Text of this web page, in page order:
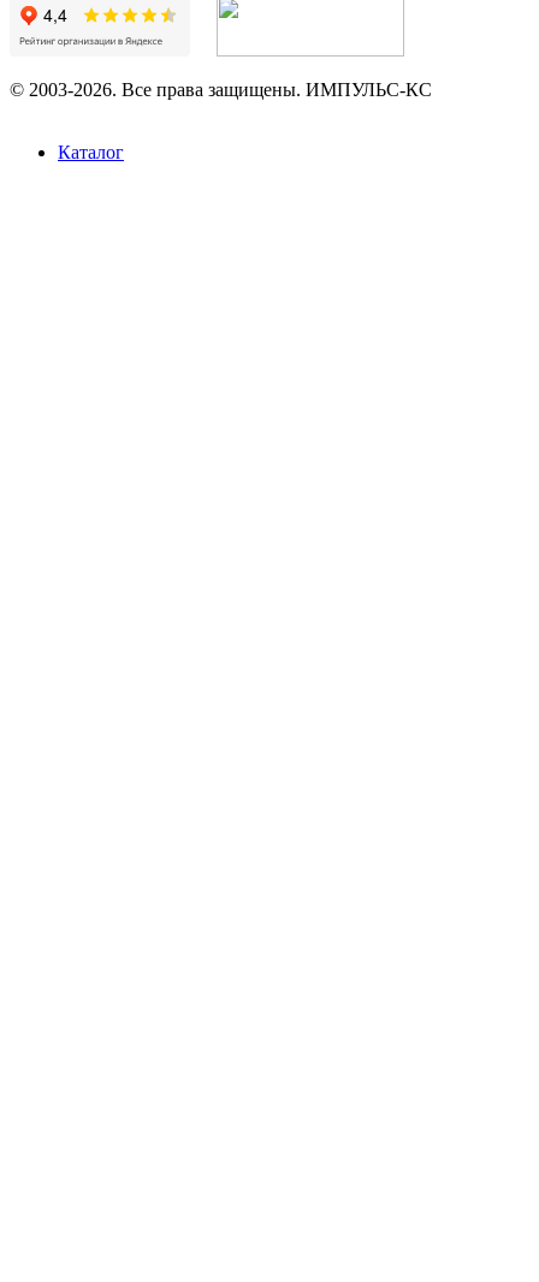
© 2003-2026. Все права защищены. ИМПУЛЬС-КС
Каталог